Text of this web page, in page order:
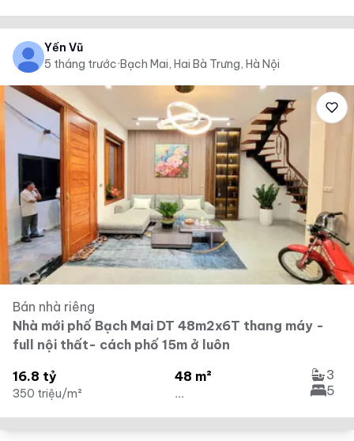
Yến Vũ
5 tháng trước·Bạch Mai, Hai Bà Trưng, Hà Nội
Bán nhà riêng
Nhà mới phố Bạch Mai DT 48m2x6T thang máy -
full nội thất- cách phố 15m ở luôn
16.8 tỷ
350 triệu/m²
48 m²
...
3
5